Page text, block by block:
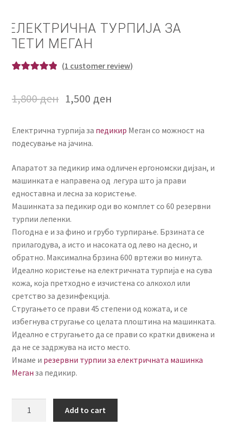
ЕЛЕКТРИЧНА ТУРПИЈА ЗА
ПЕТИ МЕГАН
based on
rating
(1 customer review)
1,800ден 1,500 ден
Електрична турпија за педикир Меган со можност на
подесување на јачина.
Апаратот за педикир има одличен ергономски дијзан, и
машинката е направена од легура што ја прави
едноставна и лесна за користење.
Машинката за педикир оди во комплет со 60 резервни
турпии лепенки.
Погодна е и за фино и грубо турпирање. Брзината се
прилагодува, а исто и насоката од лево на десно, и
обратно. Максимална брзина 600 вртежи во минута.
Идеално користење на електричната турпија е на сува
кожа, која претходно е изчистена со алкохол или
сретство за дезинфекција.
Стругањето се прави 45 степени од кожата, и се
избегнува стругање со целата плоштина на машинката.
Идеално е стругањето да се прави со кратки движена и
да не се задржува на исто место.
Имаме и резервни турпии за електричната машинка
Меган за педикир.
Add to cart